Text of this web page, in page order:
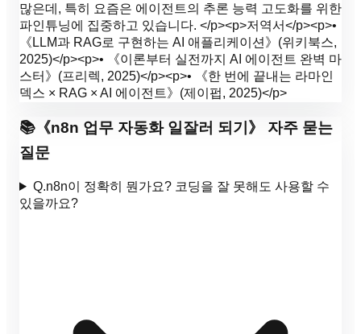
많은데, 특히 요즘은 에이전트의 추론 능력 고도화를 위한
파인튜닝에 집중하고 있습니다. </p><p>저역서</p><p>•
《LLM과 RAG로 구현하는 AI 애플리케이션》(위키북스,
2025)</p><p>• 《이론부터 실전까지 AI 에이전트 완벽 마
스터》(프리렉, 2025)</p><p>• 《한 번에 끝내는 라마인
덱스 × RAG × AI 에이전트》(제이펍, 2025)</p>
📚 《n8n 업무 자동화 일잘러 되기 》 자주 묻는
질문
Q.n8n이 정확히 뭔가요? 코딩을 잘 못해도 사용할 수
있을까요?